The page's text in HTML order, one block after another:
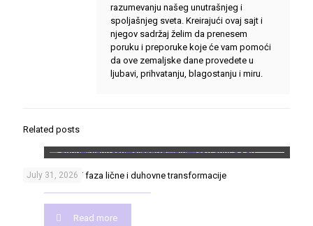
razumevanju našeg unutrašnjeg i
spoljašnjeg sveta. Kreirajući ovaj sajt i
njegov sadržaj želim da prenesem
poruku i preporuke koje će vam pomoći
da ove zemaljske dane provedete u
ljubavi, prihvatanju, blagostanju i miru.
Related posts
July 31, 2026
Put heroja – 17 faza lične i duhovne transformacije
Read more